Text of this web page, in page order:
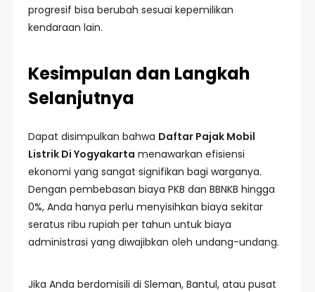
progresif bisa berubah sesuai kepemilikan
kendaraan lain.
Kesimpulan dan Langkah
Selanjutnya
Dapat disimpulkan bahwa Daftar Pajak Mobil
Listrik Di Yogyakarta menawarkan efisiensi
ekonomi yang sangat signifikan bagi warganya.
Dengan pembebasan biaya PKB dan BBNKB hingga
0%, Anda hanya perlu menyisihkan biaya sekitar
seratus ribu rupiah per tahun untuk biaya
administrasi yang diwajibkan oleh undang-undang.
Jika Anda berdomisili di Sleman, Bantul, atau pusat